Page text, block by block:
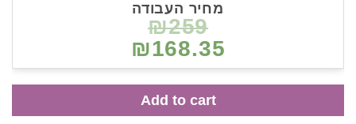
מחיר העבודה
₪259
₪168.35
Add to cart